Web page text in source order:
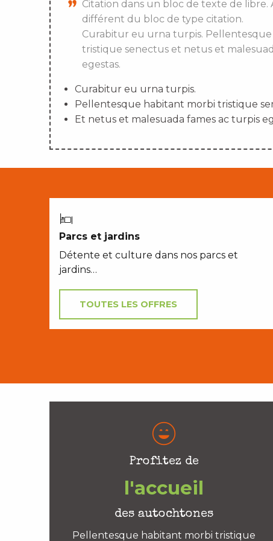
Citation dans un bloc de texte de libre.
différent du bloc de type citation.
Curabitur eu urna turpis.
tristique senectus et netus et
egestas.
Curabitur eu urna turpis.
Pellentesque habitant morbi tristique
Et netus et malesuada fames ac turpis
Parcs et jardins
Détente et culture dans nos parcs et
jardins…
TOUTES LES OFFRES
Profitez de
l'accueil
des autochtones
Pellentesque habitant morbi tristique